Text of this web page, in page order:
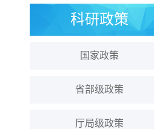
科研政策
国家政策
省部级政策
厅局级政策